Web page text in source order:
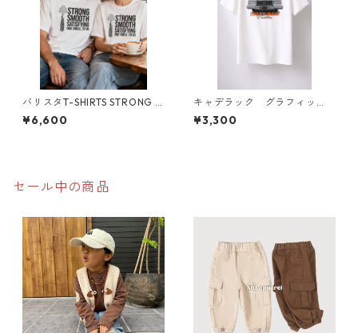
バリスタT-SHIRTS STRONG S
MOOTH SATISFYING
¥6,600
キャデラック グラフィッ
ク Tシャツ
¥3,300
セール中の商品